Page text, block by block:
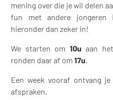
mening over die je wil delen
fun met andere jongeren
hieronder dan zeker in!
We starten om 10u aan
ronden daar af om17u
Een week vooraf ontvang
afspraken.